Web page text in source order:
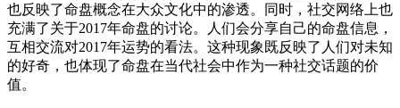
也反映了命盘概念在大众文化中的渗透。同时，社交网络上也
充满了关于2017年命盘的讨论。人们会分享自己的命盘信息，
互相交流对2017年运势的看法。这种现象既反映了人们对未知
的好奇，也体现了命盘在当代社会中作为一种社交话题的价
值。